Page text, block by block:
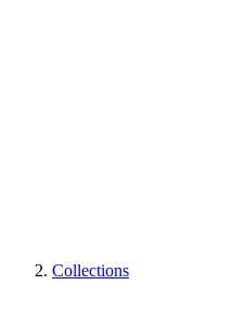
Collections